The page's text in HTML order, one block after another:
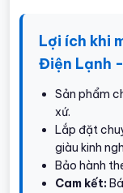
Lợi ích khi
Điện Lạnh -
Sản phẩm
xứ.
Lắp đặt
giàu kinh
Bảo hành
Cam kết: